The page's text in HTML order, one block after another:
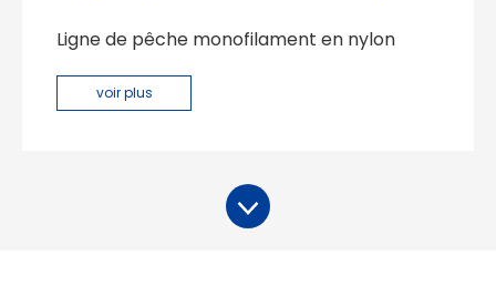
Ligne de pêche monofilament en nylon
voir plus